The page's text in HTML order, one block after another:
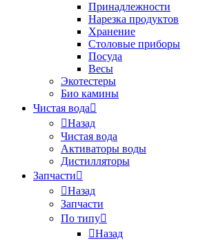
Принадлежности
Нарезка продуктов
Хранение
Столовые приборы
Посуда
Весы
Экотестеры
Био камины
Чистая вода
Назад
Чистая вода
Активаторы воды
Дистилляторы
Запчасти
Назад
Запчасти
По типу
Назад